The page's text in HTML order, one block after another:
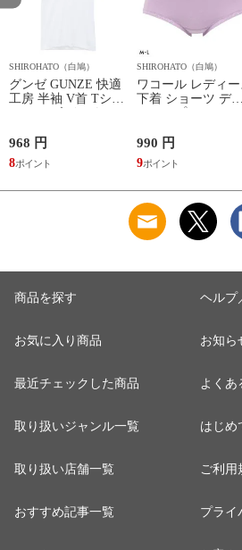
SHIROHATO（白鳩）
グンゼ GUNZE 快適
工房 半袖 V首 Tシャ
本製 抗菌防臭
968 円
8
SHIROHATO（白鳩）
ワコール レディー
下着 ショーツ ディ
スタンダード ノー
ルショーツ ML
Wacoal
990 円
9
商品を探す
お気に入り商品
最近チェックした商品
取り扱いジャンル一覧
取り扱い店舗一覧
おすすめ記事一覧
ヘルプ
お知ら
よくあ
はじめ
ご利用
プライ